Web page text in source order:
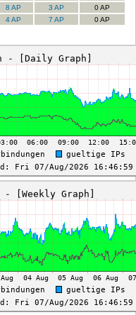
8 AP 3 AP
0 AP
4 AP 7 AP 0 AP